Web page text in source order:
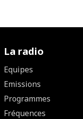
La radio
Equipes
Emissions
Programmes
Fréquences